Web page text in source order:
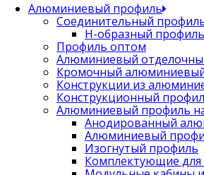
Алюминиевый профиль
Соединительный
Н-образный профиль
Профиль оптом
Алюминиевый
Кромочный
Конструкции из
Конструкционный
Алюминиевый профиль
Анодированный
Алюминиевый
Изогнутый профиль
Комплектующие для